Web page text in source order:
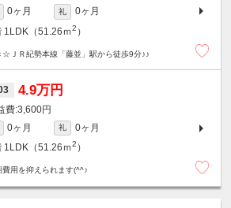
0ヶ月 礼
0ヶ月
1LDK（51.26ｍ2 ）
☆ＪＲ紀勢本線「藤並」駅から徒歩9分♪♪
4.9万円
3,600円
0ヶ月 礼
0ヶ月
1LDK（51.26ｍ2 ）
用を抑えられます(^^♪